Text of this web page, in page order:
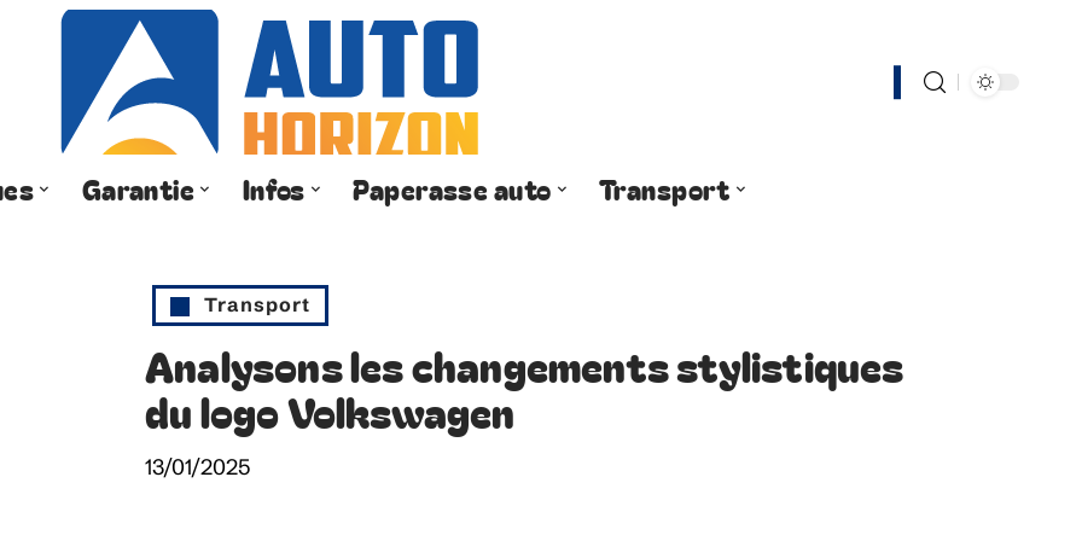
Garantie Infos Paperasse auto Transport
Transport
Analysons les changements stylistiques
du logo Volkswagen
13/01/2025